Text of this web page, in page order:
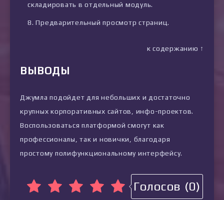
складировать в отдельный модуль.
Предварительный просмотр страниц.
к содержанию ↑
ВЫВОДЫ
Джумла подойдет для небольших и достаточно
крупных корпоративных сайтов, инфо-проектов.
Воспользоваться платформой смогут как
профессионалы, так и новички, благодаря
простому полифункциональному интерфейсу.
Голосов (0)